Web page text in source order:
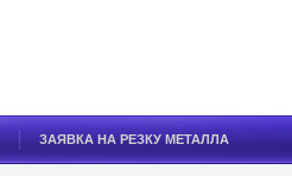
ЗАЯВКА НА РЕЗКУ МЕТАЛЛА